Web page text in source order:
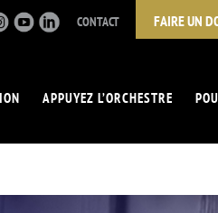
CONTACT FAIRE UN
APPUYEZ L’ORCHESTRE